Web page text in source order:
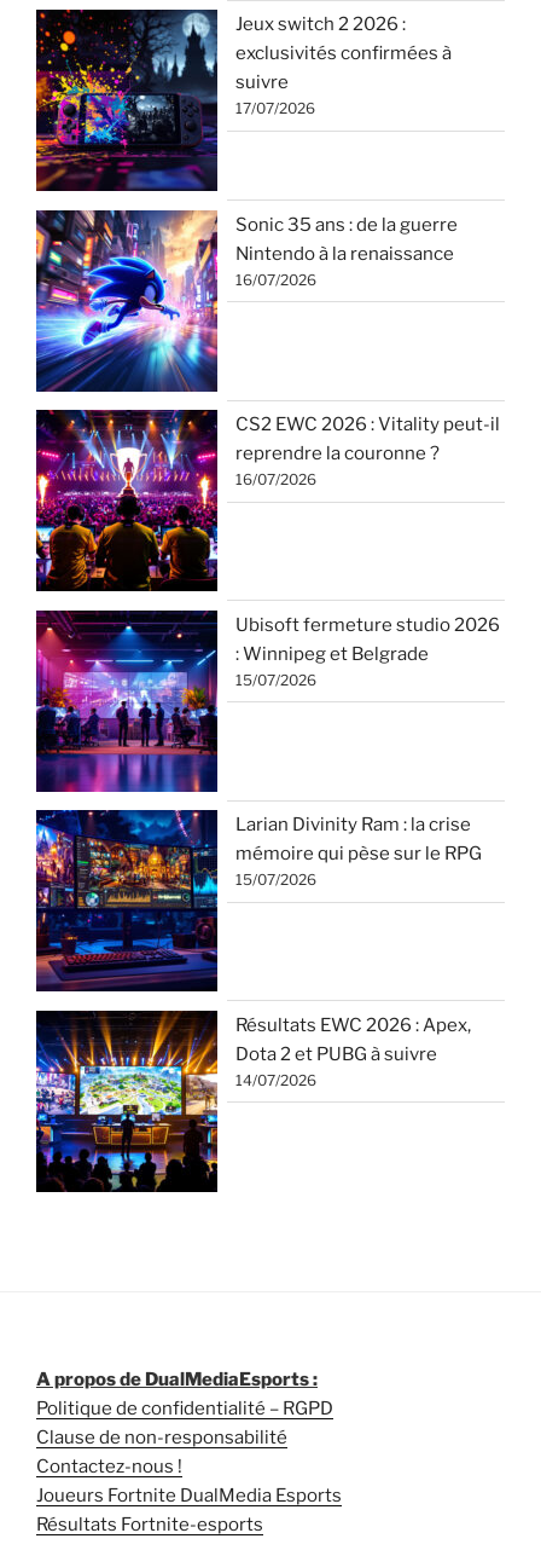
Jeux switch 2 2026 :
exclusivités confirmées à
suivre
17/07/2026
Sonic 35 ans : de la guerre
Nintendo à la renaissance
16/07/2026
CS2 EWC 2026 : Vitality peut-il
reprendre la couronne ?
16/07/2026
Ubisoft fermeture studio 2026
: Winnipeg et Belgrade
15/07/2026
Larian Divinity Ram : la crise
mémoire qui pèse sur le RPG
15/07/2026
Résultats EWC 2026 : Apex,
Dota 2 et PUBG à suivre
14/07/2026
A propos de DualMediaEsports :
Politique de confidentialité – RGPD
Clause de non-responsabilité
Contactez-nous !
Joueurs Fortnite DualMedia Esports
Résultats Fortnite-esports